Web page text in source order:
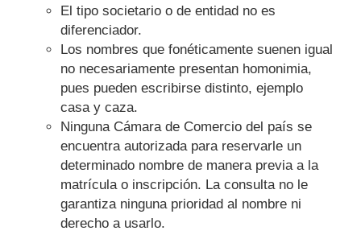
El tipo societario o de entidad no es
diferenciador.
Los nombres que fonéticamente suenen igual
no necesariamente presentan homonimia,
pues pueden escribirse distinto, ejemplo
casa y caza.
Ninguna Cámara de Comercio del país se
encuentra autorizada para reservarle un
determinado nombre de manera previa a la
matrícula o inscripción. La consulta no le
garantiza ninguna prioridad al nombre ni
derecho a usarlo.